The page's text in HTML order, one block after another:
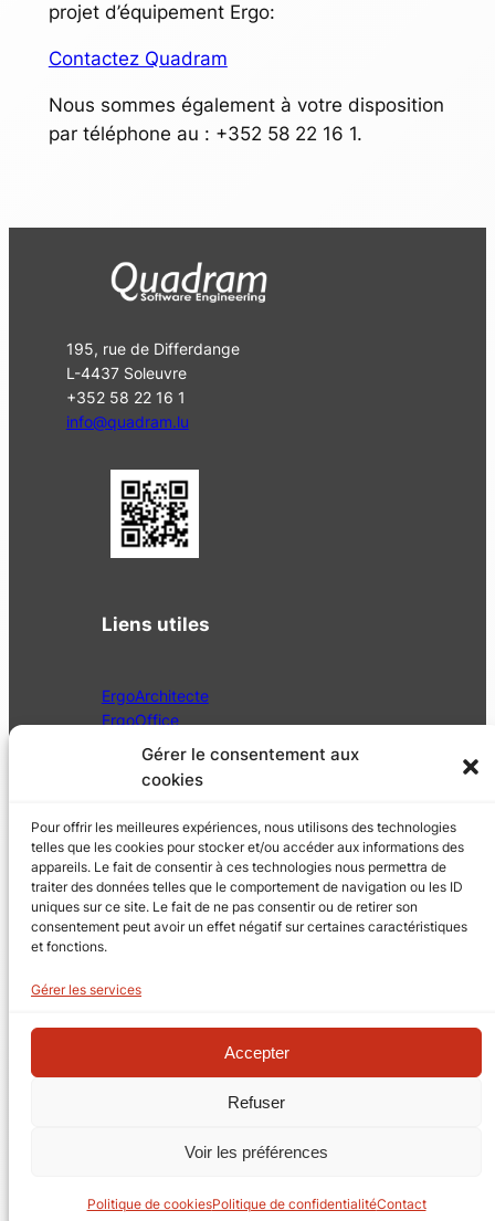
Gérer le consentement aux
cookies
Pour offrir les meilleures expériences, nous utilisons des technologies
telles que les cookies pour stocker et/ou accéder aux informations des
appareils. Le fait de consentir à ces technologies nous permettra de
traiter des données telles que le comportement de navigation ou les ID
uniques sur ce site. Le fait de ne pas consentir ou de retirer son
consentement peut avoir un effet négatif sur certaines caractéristiques
et fonctions.
Gérer les services
Accepter
Refuser
Voir les préférences
Politique de cookiesPolitique de confidentialitéContact
projet d’équipement Ergo:
Contactez Quadram
Nous sommes également à votre disposition
par téléphone au : +352 58 22 16 1.
195, rue de Differdange
L-4437 Soleuvre
+352 58 22 16 1
info@quadram.lu
Liens utiles
ErgoArchitecte
ErgoOffice
ErgoEntrepreneur
Mentions légales
Politique de confidentialité
Contact
Espace client
Blog
Télécharger ErgoSoumission
S’inscrire à la newsletter